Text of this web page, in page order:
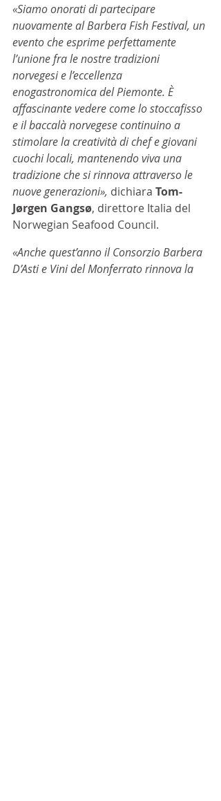
«Siamo onorati di partecipare
nuovamente al Barbera Fish Festival, un
evento che esprime perfettamente
l’unione fra le nostre tradizioni
norvegesi e l’eccellenza
enogastronomica del Piemonte. È
affascinante vedere come lo stoccafisso
e il baccalà norvegese continuino a
stimolare la creatività di chef e giovani
cuochi locali, mantenendo viva una
tradizione che si rinnova attraverso le
nuove generazioni», dichiara Tom-
Jørgen Gangsø, direttore Italia del
Norwegian Seafood Council.
«Anche quest’anno il Consorzio Barbera
D’Asti e Vini del Monferrato rinnova la